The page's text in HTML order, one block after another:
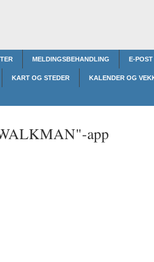
MELDINGSBEHANDLING E-POST
KART OG STEDER KALENDER OG
app